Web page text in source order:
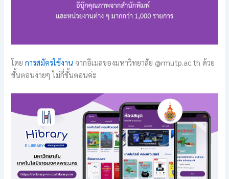
โดยการสมัครใช้งาน จากอีเมลของมหาวิทยาลัย @rmutp.ac.th ด้วย
ขั้นตอนง่ายๆ ไม่กี่ขั้นตอนค่ะ